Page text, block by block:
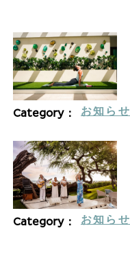
Category： お知らせ
Category： お知らせ